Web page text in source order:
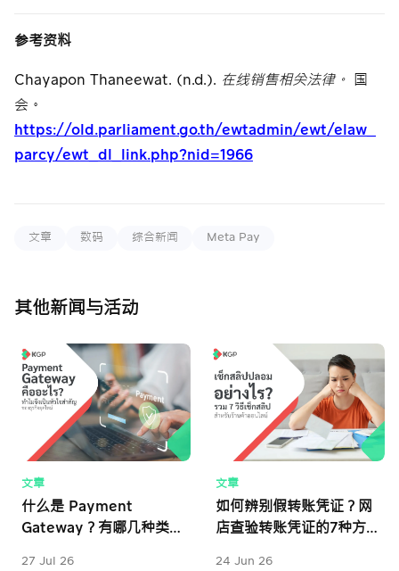
参考资料
Chayapon Thaneewat. (n.d.). 在线销售相关法律。 国
会。
https://old.parliament.go.th/ewtadmin/ewt/elaw_
parcy/ewt_dl_link.php?nid=1966
文章 数码 综合新闻 Meta Pay
其他新闻与活动
文章
什么是 Payment
Gateway？有哪几种类
27 Jul 26
文章
如何辨别假转账凭证？网
店查验转账凭证的7种方
24 Jun 26